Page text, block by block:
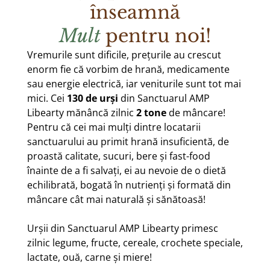
înseamnă
Mult pentru noi!
Vremurile sunt dificile, prețurile au crescut
enorm fie că vorbim de hrană, medicamente
sau energie electrică, iar veniturile sunt tot mai
mici. Cei 130 de urși din Sanctuarul AMP
Libearty mănâncă zilnic 2 tonede mâncare!
Pentru că cei mai mulți dintre locatarii
sanctuarului au primit hrană insuficientă, de
proastă calitate, sucuri, bere și fast-food
înainte de a fi salvați, ei au nevoie de o dietă
echilibrată, bogată în nutrienți și formată din
mâncare cât mai naturală și sănătoasă!
Urșii din Sanctuarul AMP Libearty primesc
zilnic legume, fructe, cereale, crochete speciale,
lactate, ouă, carne și miere!